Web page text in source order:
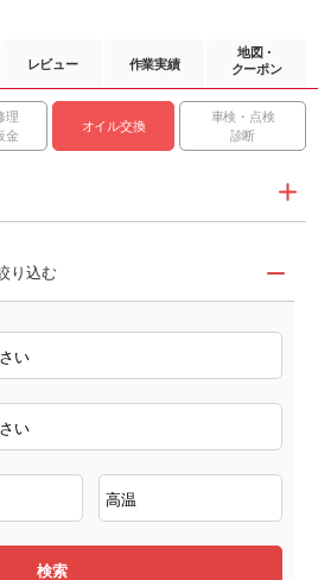
レビュー 作業実績
地図・
クーポン
理
金
オイル交換
車検・点検
診断
り込む